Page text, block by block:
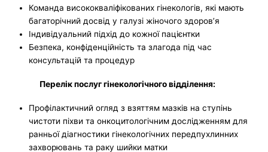
Команда висококваліфікованих гінекологів, які мають
багаторічний досвід у галузі жіночого здоровʼя
Індивідуальний підхід до кожної пацієнтки
Безпека, конфіденційність та злагода під час
консультацій та процедур
Перелік послуг гінекологічного відділення:
Профілактичний огляд з взяттям мазків на ступінь
чистоти піхви та онкоцитологічним дослідженням для
ранньої діагностики гінекологічних передпухлинних
захворювань та раку шийки матки